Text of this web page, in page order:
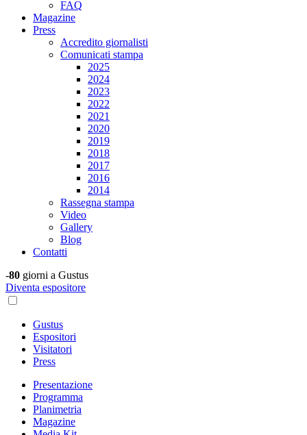
FAQ
Magazine
Press
Accredito giornalisti
Comunicati stampa
2025
2024
2023
2022
2021
2020
2019
2018
2017
2016
2014
Rassegna stampa
Video
Gallery
Blog
Contatti
-80 giorni a Gustus
Diventa espositore
Gustus
Espositori
Visitatori
Press
Presentazione
Programma
Planimetria
Magazine